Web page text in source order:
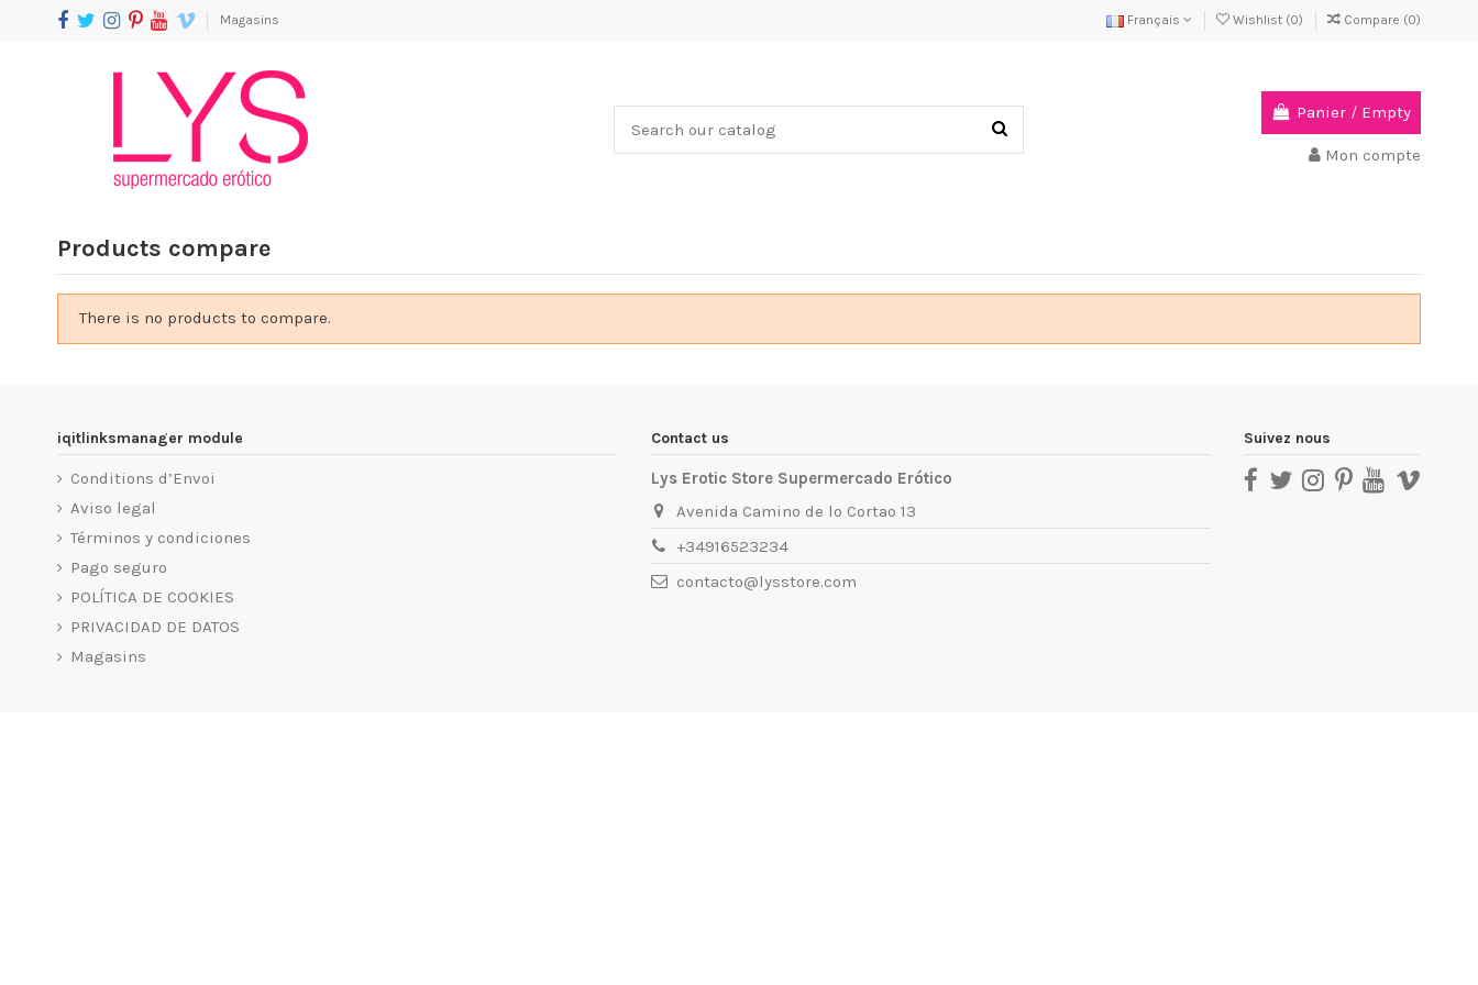
Magasins Français Wishlist (0) Compare (0)
Panier / Empty
Mon compte
Products compare
There is no products to compare.
iqitlinksmanager module
Conditions d’Envoi
Aviso legal
Términos y condiciones
Pago seguro
POLÍTICA DE COOKIES
PRIVACIDAD DE DATOS
Magasins
Contact us
Lys Erotic Store Supermercado Erótico
Avenida Camino de lo Cortao 13
+34916523234
contacto@lysstore.com
Suivez nous